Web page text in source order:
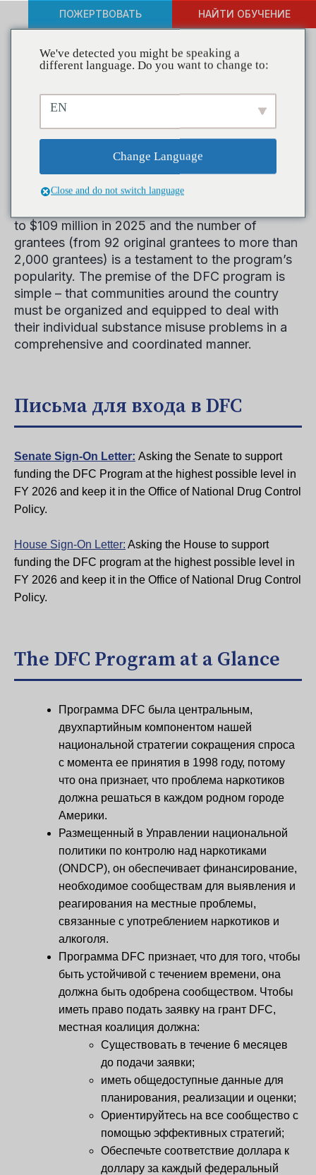
ПОЖЕРТВОВАТЬ НАЙТИ ОБУЧЕНИЕ
Программа ДФК
The Drug-Free Communities (DFC) program has
been a central, bi-partisan component of our
nation’s demand reduction strategy since its
passage in 1998. The consistent and steady
to $109 million in 2025 and the number of
grantees (from 92 original grantees to more than
2,000 grantees) is a testament to the program’s
popularity. The premise of the DFC program is
simple – that communities around the country
must be organized and equipped to deal with
their individual substance misuse problems in a
comprehensive and coordinated manner.
Письма для входа в DFC
Senate Sign-On Letter: Asking the Senate to support
funding the DFC Program at the highest possible level in
FY 2026 and keep it in the Office of National Drug Control
Policy.
House Sign-On Letter: Asking the House to support
funding the DFC program at the highest possible level in
FY 2026 and keep it in the Office of National Drug Control
Policy.
The DFC Program at a Glance
Программа DFC была центральным,
двухпартийным компонентом нашей
национальной стратегии сокращения спроса
с момента ее принятия в 1998 году, потому
что она признает, что проблема наркотиков
должна решаться в каждом родном городе
Америки.
Размещенный в Управлении национальной
политики по контролю над наркотиками
(ONDCP), он обеспечивает финансирование,
необходимое сообществам для выявления и
реагирования на местные проблемы,
связанные с употреблением наркотиков и
алкоголя.
Программа DFC признает, что для того, чтобы
быть устойчивой с течением времени, она
должна быть одобрена сообществом. Чтобы
иметь право подать заявку на грант DFC,
местная коалиция должна:
Существовать в течение 6 месяцев
до подачи заявки;
иметь общедоступные данные для
планирования, реализации и оценки;
Ориентируйтесь на все сообщество с
помощью эффективных стратегий;
Обеспечьте соответствие доллара к
доллару за каждый федеральный
We've detected you might be speaking a
different language. Do you want to change to:
EN
Change Language
Close and do not switch language